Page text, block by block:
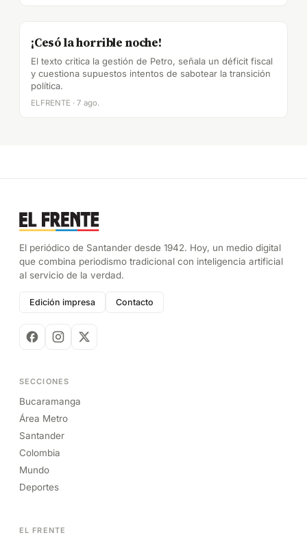
¡Cesó la horrible noche!
El texto critica la gestión de Petro, señala un déficit fiscal
y cuestiona supuestos intentos de sabotear la transición
política.
ELFRENTE · 7 ago.
El periódico de Santander desde 1942. Hoy, un medio digital
que combina periodismo tradicional con inteligencia artificial
al servicio de la verdad.
Edición impresa Contacto
SECCIONES
Bucaramanga
Área Metro
Santander
Colombia
Mundo
Deportes
EL FRENTE